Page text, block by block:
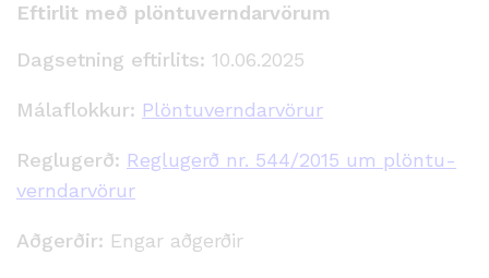
Eftirlit með plöntuverndarvörum
Dagsetning eftirlits: 10.06.2025
Málaflokkur: Plöntuverndarvörur
Reglugerð: Reglugerð nr. 544/2015 um plöntu­
verndar­vörur
Aðgerðir: Engar aðgerðir